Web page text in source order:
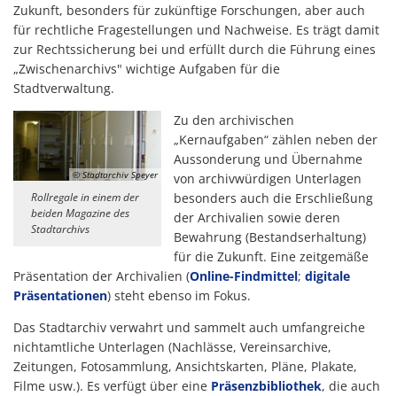
Zukunft, besonders für zukünftige Forschungen, aber auch
für rechtliche Fragestellungen und Nachweise. Es trägt damit
zur Rechtssicherung bei und erfüllt durch die Führung eines
„Zwischenarchivs" wichtige Aufgaben für die
Stadtverwaltung.
© Stadtarchiv Speyer
Rollregale in einem der
beiden Magazine des
Stadtarchivs
Zu den archivischen
„Kernaufgaben“ zählen neben der
Aussonderung und Übernahme
von archivwürdigen Unterlagen
besonders auch die Erschließung
der Archivalien sowie deren
Bewahrung (Bestandserhaltung)
für die Zukunft. Eine zeitgemäße
Präsentation der Archivalien (Online-Findmittel; digitale
Präsentationen) steht ebenso im Fokus.
Das Stadtarchiv verwahrt und sammelt auch umfangreiche
nichtamtliche Unterlagen (Nachlässe, Vereinsarchive,
Zeitungen, Fotosammlung, Ansichtskarten, Pläne, Plakate,
Filme usw.). Es verfügt über eine Präsenzbibliothek, die auch